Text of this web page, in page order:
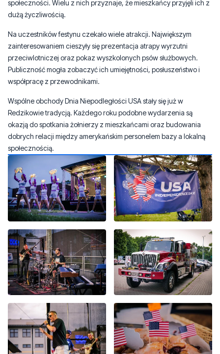
społeczności. Wielu z nich przyznaje, że mieszkańcy przyjęli ich z
dużą życzliwością.
Na uczestników festynu czekało wiele atrakcji. Największym
zainteresowaniem cieszyły się prezentacja atrapy wyrzutni
przeciwlotniczej oraz pokaz wyszkolonych psów służbowych.
Publiczność mogła zobaczyć ich umiejętności, posłuszeństwo i
współpracę z przewodnikami.
Wspólne obchody Dnia Niepodległości USA stały się już w
Redzikowie tradycją. Każdego roku podobne wydarzenia są
okazją do spotkania żołnierzy z mieszkańcami oraz budowania
dobrych relacji między amerykańskim personelem bazy a lokalną
społecznością.